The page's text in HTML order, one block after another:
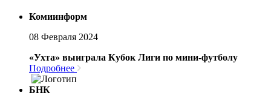
Комиинформ
08 Февраля 2024
«Ухта» выиграла Кубок Лиги по мини-футболу
Подробнее
БНК